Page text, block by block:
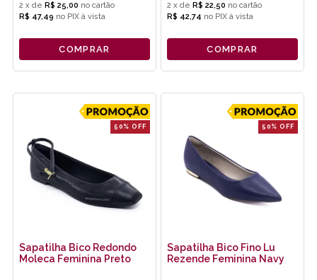
2 x de R$ 25,00
R$ 47,49 no PIX
COMPRAR
2 x de R$ 22,50
R$ 42,74 no PIX
COMPRAR
50% OFF
Sapatilha Bico Redondo
Moleca Feminina Preto
50% OFF
Sapatilha Bico Fino Lu
Rezende Feminina Navy